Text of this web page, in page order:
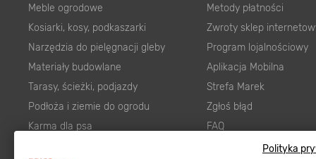
Polityka
Meble ogrodowe
Kosiarki, kosy, podkaszarki
Narzędzia do pielęgnacji gleby
Materiały budowlane
Tarasy, ścieżki, podjazdy
Podłoża i ziemie do ogrodu
Karma dla psa
Metody płatności
Zwroty sklep
Program lojalnościowy
Aplikacja Mobilna
Strefa Marek
Zgłoś błąd
FAQ
Prawny obowiązek